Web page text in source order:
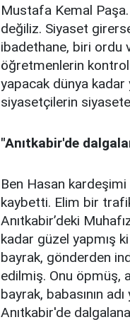
Mustafa Kemal Paşa.
değiliz. Siyaset
ibadethane, biri ordu
öğretmenlerin
yapacak dünya kadar
siyasetçilerin
"Anıtkabir'de
Ben Hasan kardeşimi
kaybetti. Elim bir
Anıtkabir’deki
kadar güzel yapmış
bayrak, gönderden
edilmiş. Onu öpmüş,
bayrak, babasının
Anıtkabir'de